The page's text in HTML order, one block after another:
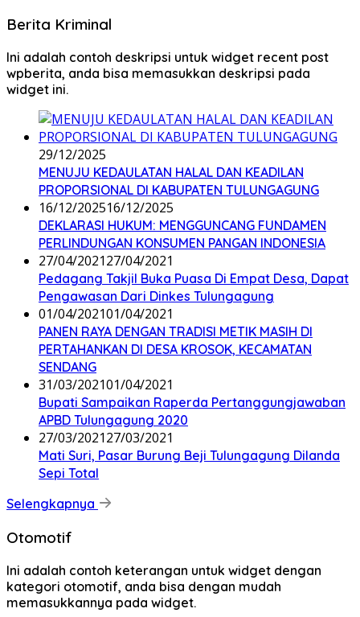
Berita Kriminal
Ini adalah contoh deskripsi untuk widget recent post
wpberita, anda bisa memasukkan deskripsi pada
widget ini.
29/12/2025
MENUJU KEDAULATAN HALAL DAN KEADILAN
PROPORSIONAL DI KABUPATEN TULUNGAGUNG
16/12/202516/12/2025
DEKLARASI HUKUM: MENGGUNCANG FUNDAMEN
PERLINDUNGAN KONSUMEN PANGAN INDONESIA
27/04/202127/04/2021
Pedagang Takjil Buka Puasa Di Empat Desa, Dapat
Pengawasan Dari Dinkes Tulungagung
01/04/202101/04/2021
PANEN RAYA DENGAN TRADISI METIK MASIH DI
PERTAHANKAN DI DESA KROSOK, KECAMATAN
SENDANG
31/03/202101/04/2021
Bupati Sampaikan Raperda Pertanggungjawaban
APBD Tulungagung 2020
27/03/202127/03/2021
Mati Suri, Pasar Burung Beji Tulungagung Dilanda
Sepi Total
Selengkapnya
Otomotif
Ini adalah contoh keterangan untuk widget dengan
kategori otomotif, anda bisa dengan mudah
memasukkannya pada widget.